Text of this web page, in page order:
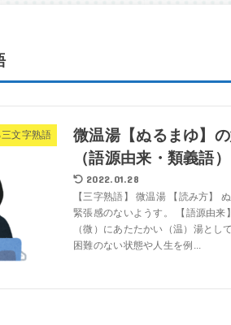
三文字熟語
微温湯【ぬるまゆ】
（語源由来・類義語）
2022.01.28
【三字熟語】 微温湯 【読み方】
緊張感のないようす。 【語源由来
（微）にあたたかい（温）湯とし
困難のない状態や人生を例...